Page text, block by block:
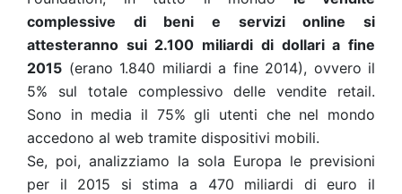
complessive di beni e servizi online si
attesteranno sui 2.100 miliardi di dollari a fine
2015 (erano 1.840 miliardi a fine 2014), ovvero il
5% sul totale complessivo delle vendite retail.
Sono in media il 75% gli utenti che nel mondo
accedono al web tramite dispositivi mobili.
Se, poi, analizziamo la sola Europa le previsioni
per il 2015 si stima a 470 miliardi di euro il